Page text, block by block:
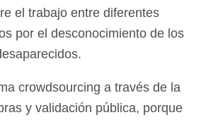
el trabajo entre diferentes
por el desconocimiento de los
crowdsourcing a través de la
y validación pública, porque